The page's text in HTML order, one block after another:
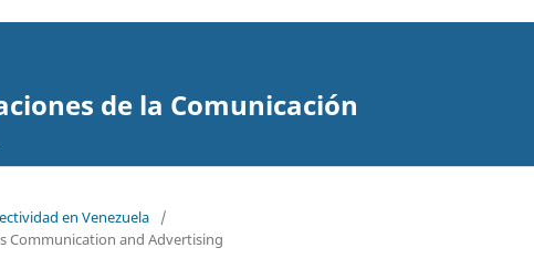
de la Comunicación
en Venezuela
/
Communication and Advertising